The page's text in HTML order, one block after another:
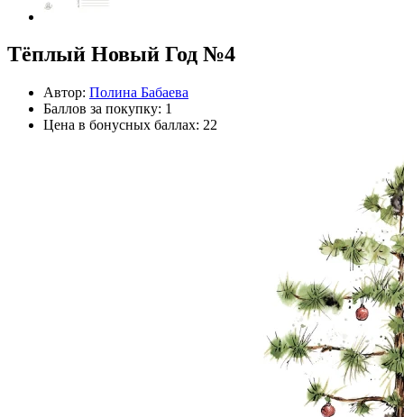
Тёплый Новый Год №4
Автор: Полина Бабаева
Баллов за покупку: 1
Цена в бонусных баллах: 22